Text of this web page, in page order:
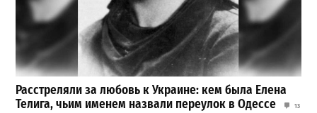
Расстреляли за любовь к Украине: кем была Елена
Телига, чьим именем назвали переулок в Одессе
13